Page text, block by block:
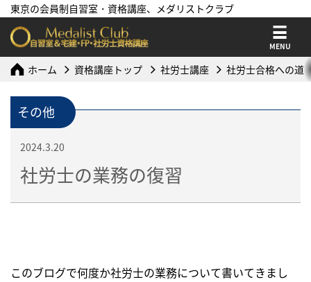
東京の会員制自習室・資格講座、メダリストクラブ
MENU
ホーム 資格講座トップ 社労士講座 社労士合格への道
その他
2024.3.20
社労士の業務の復習
このブログで何度か社労士の業務について書いてきまし